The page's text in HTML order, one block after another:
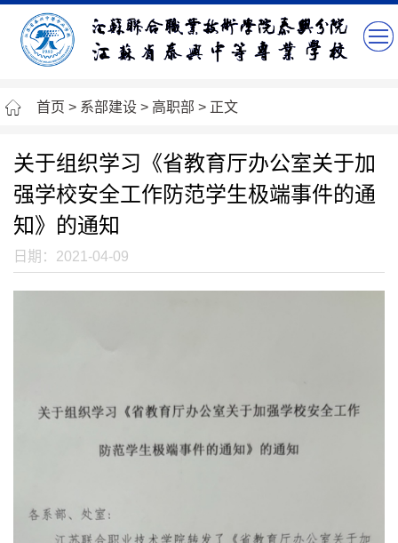
首页 > 系部建设 > 高职部 > 正文
关于组织学习《省教育厅办公室关于加
强学校安全工作防范学生极端事件的通
知》的通知
日期：2021-04-09